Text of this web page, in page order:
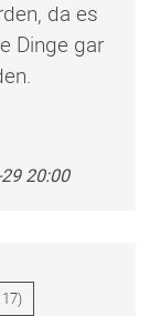
da es
Dinge gar
20:00
17)